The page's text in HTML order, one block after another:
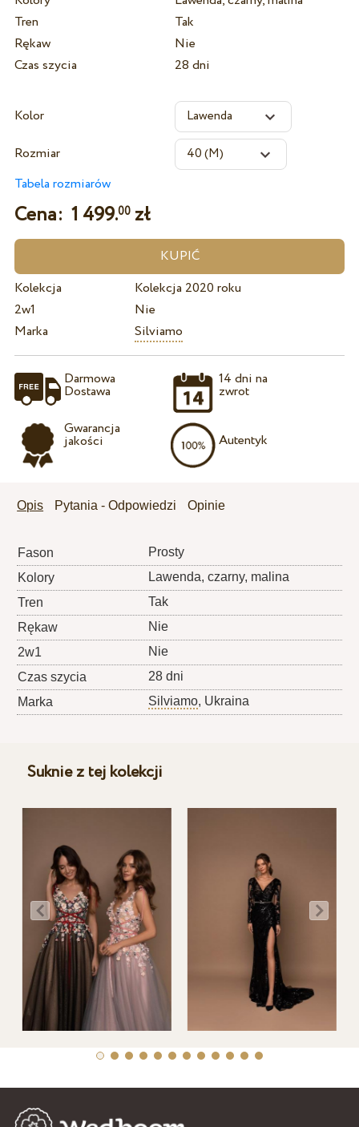
Tren
Tak
Rękaw
Nie
Czas szycia
28 dni
Kolor
Rozmiar
Tabela rozmiarów
Cena: 1 499.00zł
Kolekcja
Kolekcja 2020 roku
2w1
Nie
Marka
Silviamo
Darmowa
Dostawa
Gwarancja
jakości
14 dni na
zwrot
Autentyk
Opis Pytania - Odpowiedzi Opinie
Fason
Prosty
Kolory
Lawenda, czarny, malina
Tren
Tak
Rękaw
Nie
2w1
Nie
Czas szycia
28 dni
Marka
Silviamo, Ukraina
Suknie z tej kolekcji